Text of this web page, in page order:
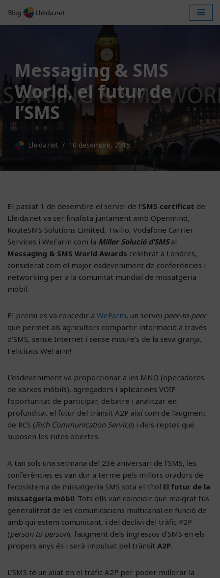
Vés
Messaging & SMS
World, el futur de
l’SMS
Lleida.net 10 desembre, 2015
El passat 1 de desembre el servei de l’SMS certificat de
Lleida.net va ser finalista juntament amb Openmind,
RouteSMS Solutions Limited, Twilio, Vodafone Carrier
Services i WeFarm com la Millor Solució d’SMSal
Messaging & SMS World Awards celebrat a Londres,
considerat com el major esdeveniment de conferències i
networking per a la comunitat mundial de missatgeria
mòbil.
El premi es va concedir a WeFarm, un servei peer-to-peer
que permet als agricultors compartir informació a través
d’SMS, sense Internet i sense moure’s de la seva granja.
Felicitats WeFarm!
L’esdeveniment va proporcionar a les MNO (operadores
de xarxes mòbils), agregadors i aplicacions VOIP
l’oportunitat de participar, debatre i analitzar en
profunditat el futur del trànsit A2P així com de l’augment
de RCS (Rich Communication Service) i dels reptes que
suposen les rutes obertes.
A tan sols una setmana del 23è aniversari de l’SMS, les
conferències es van dur a terme pels millors oradors de
l’ecosistema de missatgeria SMS sota el títol El futur de la
missatgeria mòbil. Tots ells van coincidir que malgrat l’ús
generalitzat de les comunicacions multicanal en funció de
amb qui estem comunicant, i del declivi del tràfic P2P
(person to person), l’augment dels ingressos d’SMS en els
propers anys és i serà impulsat pel trànsit A2P.
L’SMS té un aliat en el tràfic A2P per poder millorar la